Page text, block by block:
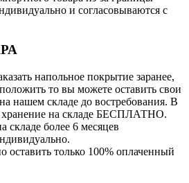
и согласовываются с
напольное покрытие заранее,
то вы можете оставить свои
нашем складе до востребования. В
хранение на складе БЕСПЛАТНО.
складе более 6 месяцев
оставить только 100% оплаченный